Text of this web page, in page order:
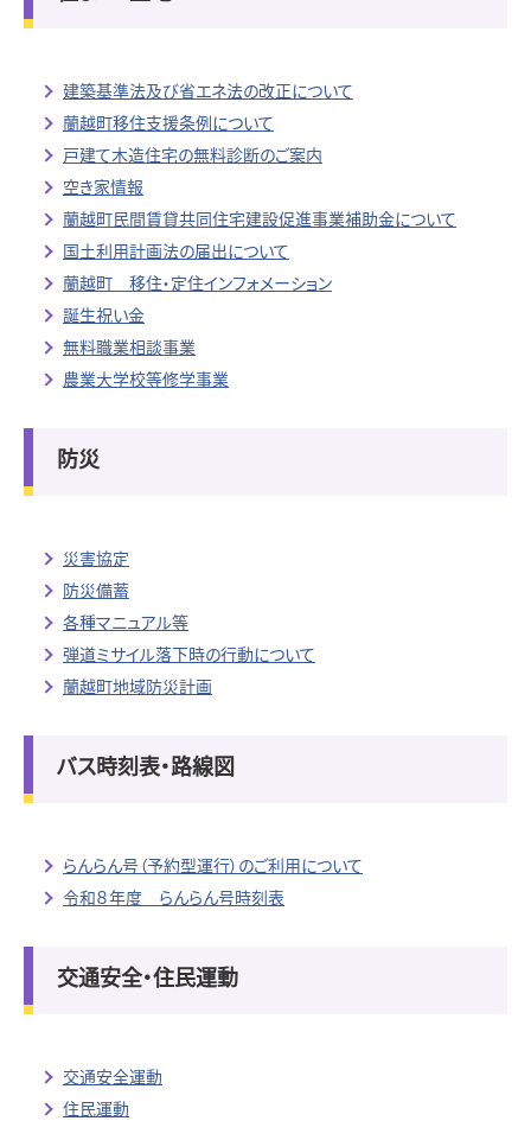
建築基準法及び省エネ法の改正について
蘭越町移住支援条例について
戸建て木造住宅の無料診断のご案内
空き家情報
蘭越町民間賃貸共同住宅建設促進事業補助金について
国土利用計画法の届出について
蘭越町 移住・定住インフォメーション
誕生祝い金
無料職業相談事業
農業大学校等修学事業
防災
災害協定
防災備蓄
各種マニュアル等
弾道ミサイル落下時の行動について
蘭越町地域防災計画
バス時刻表・路線図
らんらん号（予約型運行）のご利用について
令和８年度 らんらん号時刻表
交通安全・住民運動
交通安全運動
住民運動